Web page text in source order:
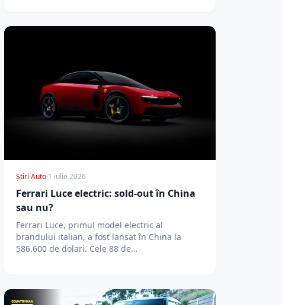
Știri Auto·1 iulie 2026
Ferrari Luce electric: sold-out în China
sau nu?
Ferrari Luce, primul model electric al
brandului italian, a fost lansat în China la
586.600 de dolari. Cele 88 de…